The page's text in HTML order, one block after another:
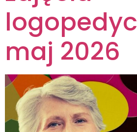
maj 2026